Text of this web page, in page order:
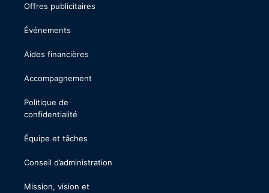
Offres publicitaires
Événements
Aides financières
Accompagnement
Politique de
confidentialité
Équipe et tâches
Conseil d’administration
Mission, vision et